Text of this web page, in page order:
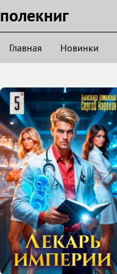
полекниг
Главная Новинки